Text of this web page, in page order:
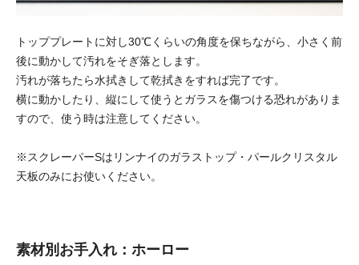
トッププレートに対し30℃くらいの角度を保ちながら、小さく前
後に動かして汚れをそぎ落とします。
汚れが落ちたら水拭きして乾拭きをすれば完了です。
横に動かしたり、縦にして使うとガラスを傷つける恐れがありま
すので、使う時は注意してください。
※スクレーパーSはリンナイのガラストップ・パールクリスタル
天板のみにお使いください。
素材別お手入れ：ホーロー